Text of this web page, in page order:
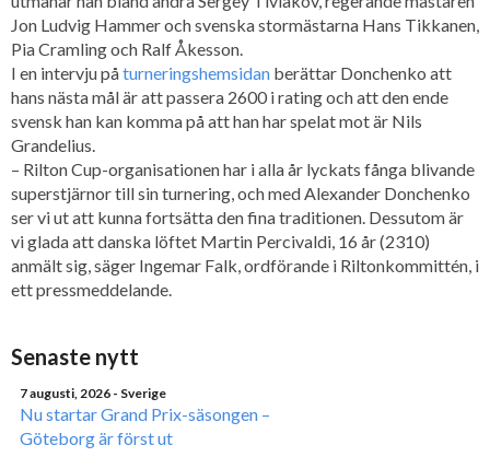
Jon Ludvig Hammer och svenska stormästarna Hans Tikkanen,
Pia Cramling och Ralf Åkesson.
I en intervju påturneringshemsidan berättar Donchenko att
hans nästa mål är att passera 2600 i rating och att den ende
svensk han kan komma på att han har spelat mot är Nils
Grandelius.
– Rilton Cup-organisationen har i alla år lyckats fånga blivande
superstjärnor till sin turnering, och med Alexander Donchenko
ser vi ut att kunna fortsätta den fina traditionen. Dessutom är
vi glada att danska löftet Martin Percivaldi, 16 år (2310)
anmält sig, säger Ingemar Falk, ordförande i Riltonkommittén, i
ett pressmeddelande.
Senaste nytt
7 augusti, 2026 - Sverige
Nu startar Grand Prix-säsongen –
Göteborg är först ut